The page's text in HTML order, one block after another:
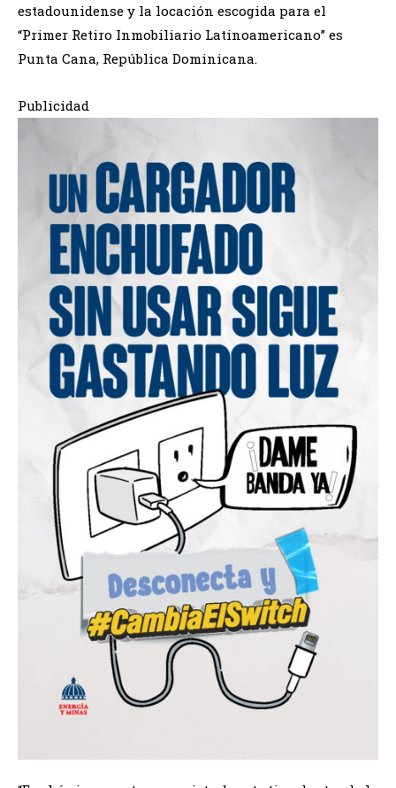
estadounidense y la locación escogida para el
“Primer Retiro Inmobiliario Latinoamericano” es
Punta Cana, República Dominicana.
Publicidad